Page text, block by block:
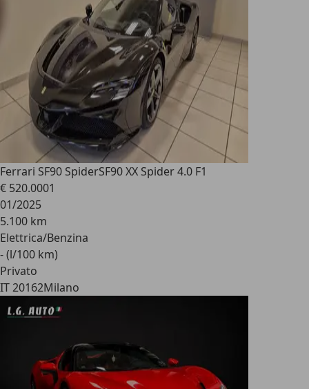
Ferrari SF90 SpiderSF90 XX Spider 4.0 F1
€ 520.0001
01/2025
5.100 km
Elettrica/Benzina
- (l/100 km)
Privato
IT 20162Milano